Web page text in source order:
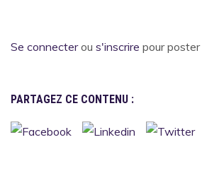
Se connecterou s'inscrire pour
PARTAGEZ CE CONTENU :